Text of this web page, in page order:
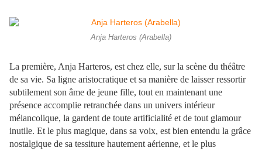
Anja Harteros (Arabella)
La première, Anja Harteros, est chez elle, sur la scène du théâtre
de sa vie. Sa ligne aristocratique et sa manière de laisser ressortir
subtilement son âme de jeune fille, tout en maintenant une
présence accomplie retranchée dans un univers intérieur
mélancolique, la gardent de toute artificialité et de tout glamour
inutile. Et le plus magique, dans sa voix, est bien entendu la grâce
nostalgique de sa tessiture hautement aérienne, et le plus